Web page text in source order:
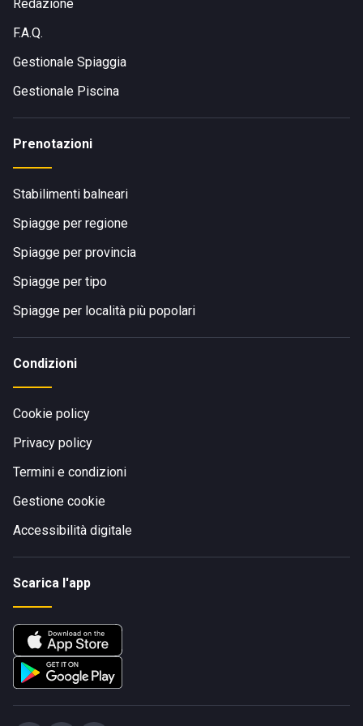
Redazione
F.A.Q.
Gestionale Spiaggia
Gestionale Piscina
Prenotazioni
Stabilimenti balneari
Spiagge per regione
Spiagge per provincia
Spiagge per tipo
Spiagge per località più popolari
Condizioni
Cookie policy
Privacy policy
Termini e condizioni
Gestione cookie
Accessibilità digitale
Scarica l'app